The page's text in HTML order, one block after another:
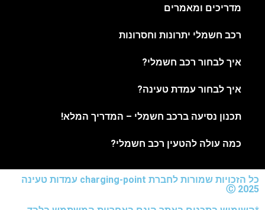
מדריכים ומאמרים
רכב חשמלי יתרונות וחסרונות
איך לבחור רכב חשמלי?
איך לבחור עמדת טעינה?
תכנון נסיעה ברכב חשמלי – המדריך המלא!
כמה עולה להטעין רכב חשמלי?
כל הזכויות שמורות לחברת charging-point עמדות טעינה
2025 Ⓒ